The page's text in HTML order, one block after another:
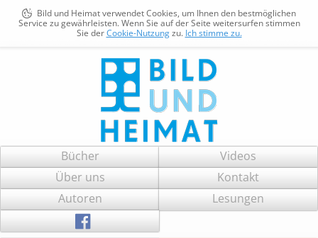
Bild und Heimat verwendet Cookies, um Ihnen den bestmöglichen
Service zu gewährleisten. Wenn Sie auf der Seite weitersurfen stimmen
Sie derCookie-Nutzungzu. Ich stimme zu.
Bild und Heimat
Inhalt
springen
Bücher
Videos
Über uns
Kontakt
Autoren
Lesungen